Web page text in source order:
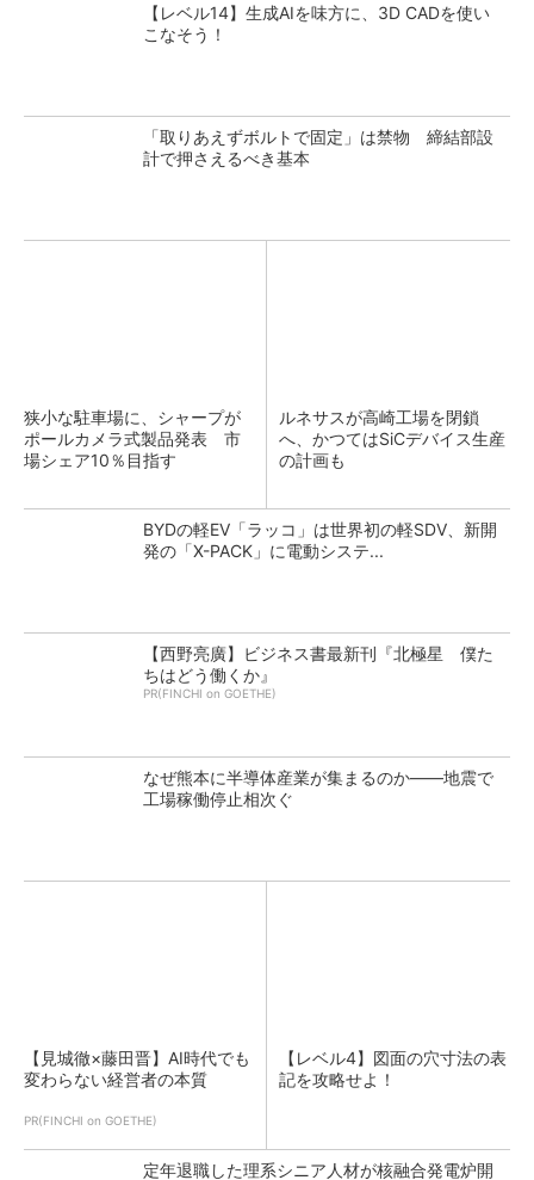
【レベル14】生成AIを味方に、3D CADを使い
こなそう！
「取りあえずボルトで固定」は禁物 締結部設
計で押さえるべき基本
狭小な駐車場に、シャープが
ポールカメラ式製品発表 市
場シェア10％目指す
ルネサスが高崎工場を閉鎖
へ、かつてはSiCデバイス生産
の計画も
BYDの軽EV「ラッコ」は世界初の軽SDV、新開
発の「X-PACK」に電動システ...
【西野亮廣】ビジネス書最新刊『北極星 僕た
ちはどう働くか』
PR(FINCHI on GOETHE)
なぜ熊本に半導体産業が集まるのか――地震で
工場稼働停止相次ぐ
【見城徹×藤田晋】AI時代でも
変わらない経営者の本質
PR(FINCHI on GOETHE)
【レベル4】図面の穴寸法の表
記を攻略せよ！
定年退職した理系シニア人材が核融合発電炉開